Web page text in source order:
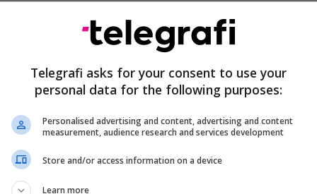
më pak se një muaj që kur vendi hoqi bllokimin e
të pandemisë.
Katalonjës janë konfirmuar deri më tani 89 mijë
kurse numri i përgjithshëm i të prekurve në
272 mijë. /
Telegrafi asks for your consent to use your
personal data for the following purposes:
Personalised advertising and content, advertising and content
measurement, audience research and services development
Store and/or access information on a device
Learn more